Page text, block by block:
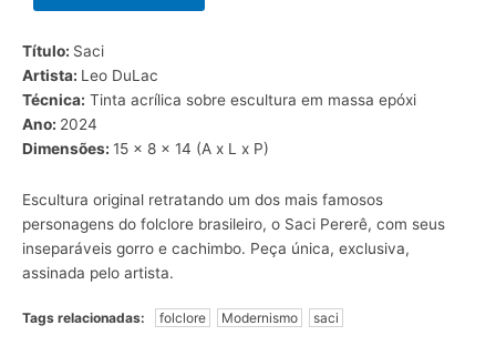
Título: Saci
Artista: Leo DuLac
Técnica: Tinta acrílica sobre escultura em massa epóxi
Ano: 2024
Dimensões: 15 x 8 x 14 (A x L x P)
Escultura original retratando um dos mais famosos
personagens do folclore brasileiro, o Saci Pererê, com seus
inseparáveis gorro e cachimbo. Peça única, exclusiva,
assinada pelo artista.
Tags relacionadas: folclore Modernismo saci